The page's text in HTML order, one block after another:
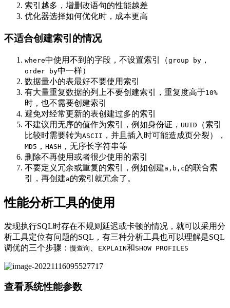
索引越多，增删改语句的性能越差
优化器选择如何优化时，成本更高
不适合创建索引的情况
where中使用不到的字段，不设置索引（group by ，
order by中一样）
数据量小的表最好不要使用索引
有大量重复数据的列上不要创建索引，重复度高于10%
时，也不需要创建索引
避免对经常更新的表创建过多的索引
不建议用无序的值作为索引，例如身份证， UUID
（索引
比较时需要转为ASCII ，并且插入时可能造成页分裂），
MD5 ， HASH ，无序长字符串等
删除不再使用或者很少使用的索引
不要定义冗余或重复的索引，例如创建a,b,c的联合索
引，再创建a的索引就冗余了。
性能分析工具的使用
发现执行SQL时存在不规则延迟或卡顿的情况，就可以采用分
析工具定位有问题的SQL，有三种分析工具也可以理解是SQL
调优的三个步骤：慢查询 EXPLAIN和SHOW PROFILES
查看系统性能参数